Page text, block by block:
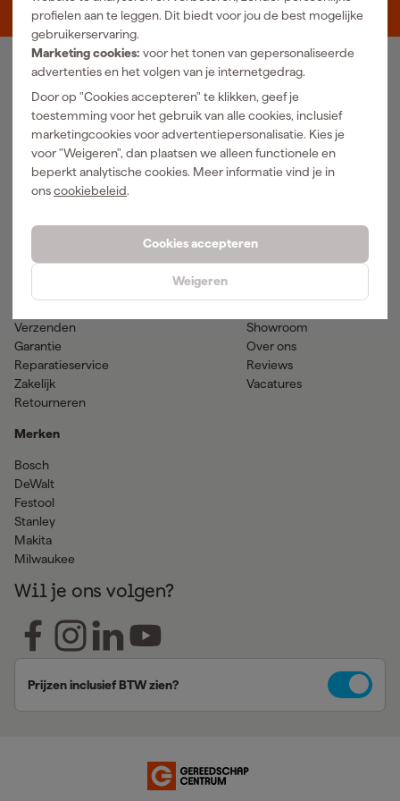
profielen aan te leggen. Dit biedt voor jou de best mogelijke
gebruikerservaring.
Marketing cookies: voor het tonen van gepersonaliseerde
advertenties en het volgen van je internetgedrag.
Door op "Cookies accepteren" te klikken, geef je
toestemming voor het gebruik van alle cookies, inclusief
marketingcookies voor advertentiepersonalisatie. Kies je
voor "Weigeren", dan plaatsen we alleen functionele en
beperkt analytische cookies. Meer informatie vind je in
onscookiebeleid.
Cookies accepteren
Weigeren
Luchtgereedschap
Elektra
Reiniging
Klimaatbeheersing
Bevestigingsmateriaal
Transport en werkplaats
Handgereedschap
Meetgereedschap
Elektrisch gereedschap
Accu gereedschap
Verf & verfbenodigdheden
Hulp & contact
Verzenden
Garantie
Reparatieservice
Zakelijk
Retourneren
Merken
Bosch
DeWalt
Festool
Stanley
Makita
Milwaukee
Gereedschapcentrum
Showroom
Over ons
Reviews
Vacatures
Wil je ons volgen?
Prijzen inclusief BTW zien?